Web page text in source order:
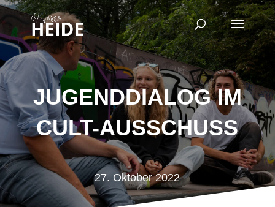
JUGENDDIALOG IM
CULT-AUSSCHUSS
27. Oktober 2022